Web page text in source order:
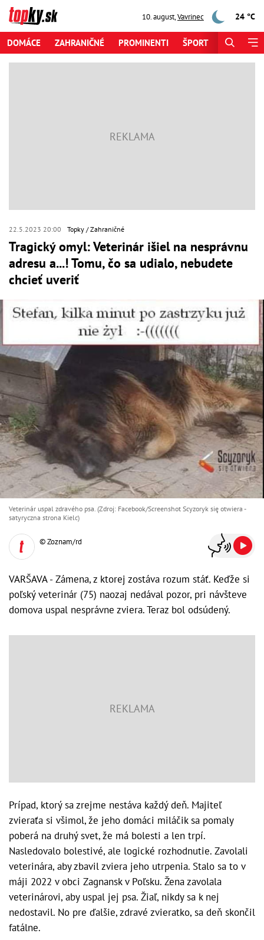
10. august,Vavrinec 24 °C
DOMÁCE ZAHRANIČNÉ PROMINENTI ŠPORT
22.5.2023 20:00 Topky Zahraničné
Tragický omyl: Veterinár išiel na nesprávnu
adresu a...! Tomu, čo sa udialo, nebudete
chcieť uveriť
Veterinár uspal zdravého psa. (Zdroj: Facebook/Screenshot Scyzoryk się otwiera -
satyryczna strona Kielc)
© Zoznam/rd
VARŠAVA - Zámena, z ktorej zostáva rozum stáť. Keďže si
poľský veterinár (75) naozaj nedával pozor, pri návšteve
domova uspal nesprávne zviera. Teraz bol odsúdený.
Prípad, ktorý sa zrejme nestáva každý deň. Majiteľ
zvieraťa si všimol, že jeho domáci miláčik sa pomaly
poberá na druhý svet, že má bolesti a len trpí.
Nasledovalo bolestivé, ale logické rozhodnutie. Zavolali
veterinára, aby zbavil zviera jeho utrpenia. Stalo sa to v
máji 2022 v obci Zagnansk v Poľsku. Žena zavolala
veterinárovi, aby uspal jej psa. Žiaľ, nikdy sa k nej
nedostavil. No pre ďalšie, zdravé zvieratko, sa deň skončil
fatálne.